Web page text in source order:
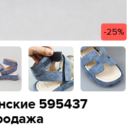
-25%
595437